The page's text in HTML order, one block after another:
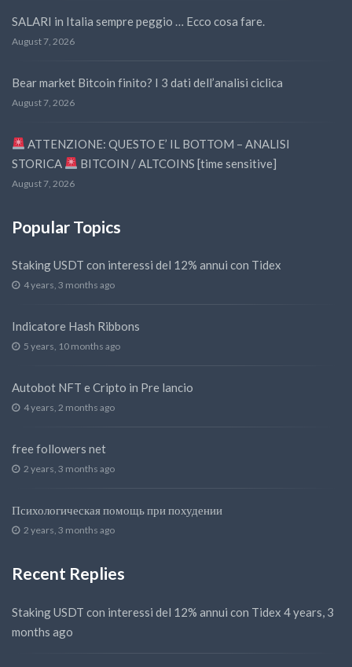
SALARI in Italia sempre peggio … Ecco cosa fare.
August 7, 2026
Bear market Bitcoin finito? I 3 dati dell’analisi ciclica
August 7, 2026
ATTENZIONE: QUESTO E’ IL BOTTOM – ANALISI
STORICA
BITCOIN / ALTCOINS [time sensitive]
August 7, 2026
Popular Topics
Staking USDT con interessi del 12% annui con Tidex
4 years, 3 months ago
Indicatore Hash Ribbons
5 years, 10 months ago
Autobot NFT e Cripto in Pre lancio
4 years, 2 months ago
free followers net
2 years, 3 months ago
Психологическая помощь при похудении
2 years, 3 months ago
Recent Replies
Staking USDT con interessi del 12% annui con Tidex 4 years, 3
months ago